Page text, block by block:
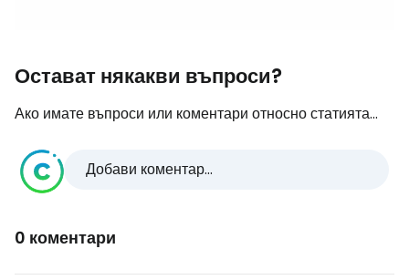
Остават някакви въпроси?
Ако имате въпроси или коментари относно статията...
Добави коментар...
0 коментари